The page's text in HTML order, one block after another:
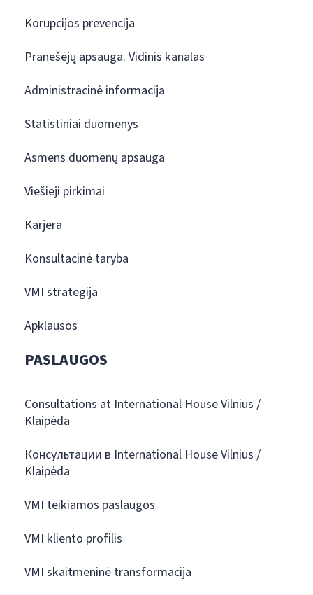
Korupcijos prevencija
Pranešėjų apsauga. Vidinis kanalas
Administracinė informacija
Statistiniai duomenys
Asmens duomenų apsauga
Viešieji pirkimai
Karjera
Konsultacinė taryba
VMI strategija
Apklausos
PASLAUGOS
Consultations at International House Vilnius /
Klaipėda
Консультации в International House Vilnius /
Klaipėda
VMI teikiamos paslaugos
VMI kliento profilis
VMI skaitmeninė transformacija